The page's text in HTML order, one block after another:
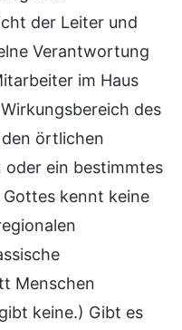
der Leiter und
Verantwortung
im Haus
des
örtlichen
oder ein bestimmtes
kennt keine
Menschen
keine.) Gibt es